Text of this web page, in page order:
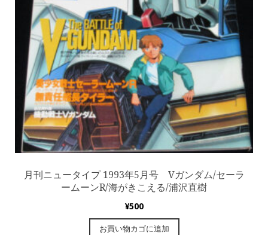
月刊ニュータイプ 1993年5月号 Vガンダム/セーラ
ームーンR/海がきこえる/浦沢直樹
¥500
お買い物カゴに追加